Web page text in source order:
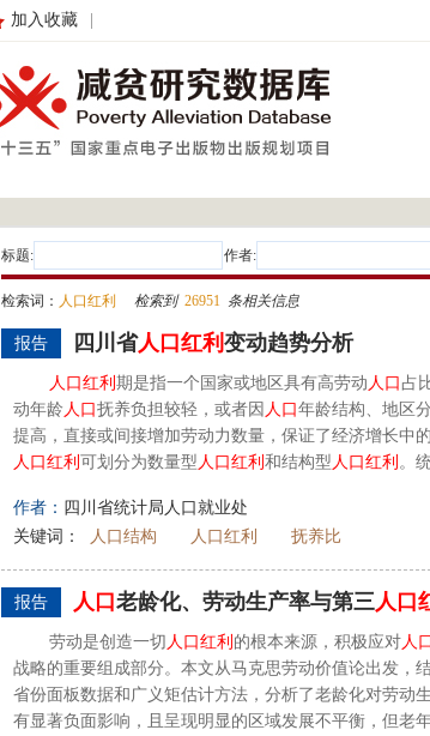
加入收藏
标题: 作者:
检索词： 人口红利 检索到 26951 条相关信息
报告 四川省人口 红利 变动趋势分析
人口 红利 期是指一个国家或地区具有高劳动 人口 占
动年龄 人口 抚养负担较轻，或者因 人口 年龄结构、地区
提高，直接或间接增加劳动力数量，保证了经济增长中
人口 红利 可划分为数量型 人口 红利 和结构型 人口 红利 。
作者： 四川省统计局人口就业处
关键词：
人口结构 人口红利 抚养比
报告 人口 老龄化、劳动生产率与第三人口
劳动是创造一切 人口 红利 的根本来源，积极应对人口
战略的重要组成部分。本文从马克思劳动价值论出发，
省份面板数据和广义矩估计方法，分析了老龄化对劳动
有显著负面影响，且呈现明显的区域发展不平衡，但老